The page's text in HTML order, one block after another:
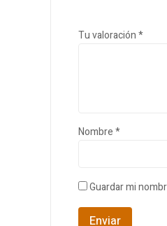
Tu valoración*
Nombre*
Guardar mi